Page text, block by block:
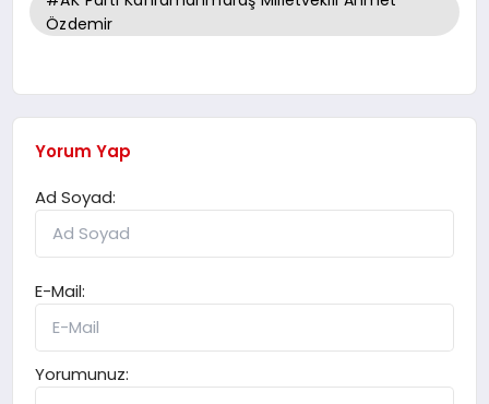
Özdemir
Yorum Yap
Ad Soyad:
E-Mail:
Yorumunuz: